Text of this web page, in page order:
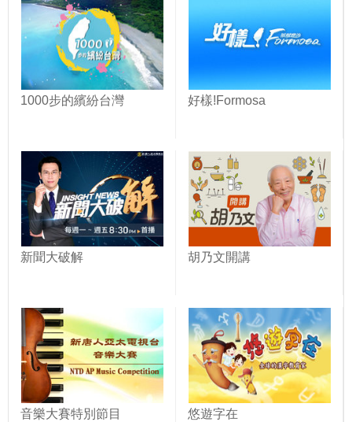
1000步的繽紛台灣 好樣!Formosa
新聞大破解 胡乃文開講
音樂大賽特別節目 悠遊字在